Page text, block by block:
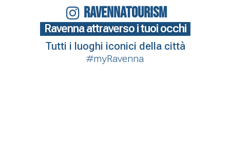
RAVENNATOURISM
Ravenna attraverso i tuoi occhi
Tutti i luoghi iconici della città
#myRavenna